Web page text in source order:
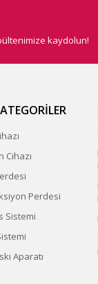
kaydolun!
Cihazı
Perdesi
Sistemi
Aparatı